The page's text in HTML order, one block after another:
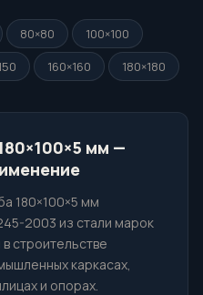
80×80
100×100
160×160 180×180
мм —
180×100×5 мм
2003 из стали марок
строительстве
каркасах,
и опорах.